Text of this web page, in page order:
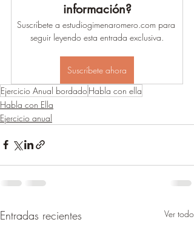
información?
Suscríbete a estudiogimenaromero.com para
seguir leyendo esta entrada exclusiva.
Suscríbete ahora
Ejercicio Anual bordadoHabla con ella
Habla con Ella
Ejercicio anual
Entradas recientes Ver todo